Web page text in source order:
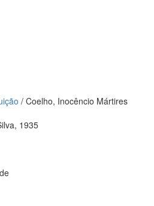
/ Coelho, Inocêncio Mártires
1935